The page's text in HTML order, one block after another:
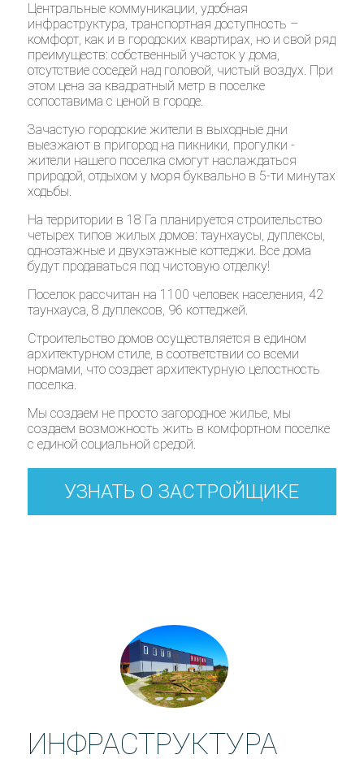
Центральные коммуникации, удобная
инфраструктура, транспортная доступность –
комфорт, как и в городских квартирах, но и свой ряд
преимуществ: собственный участок у дома,
отсутствие соседей над головой, чистый воздух. При
этом цена за квадратный метр в поселке
сопоставима с ценой в городе.
Зачастую городские жители в выходные дни
выезжают в пригород на пикники, прогулки -
жители нашего поселка смогут наслаждаться
природой, отдыхом у моря буквально в 5-ти минутах
ходьбы.
На территории в 18 Га планируется строительство
четырех типов жилых домов: таунхаусы, дуплексы,
одноэтажные и двухэтажные коттеджи. Все дома
будут продаваться под чистовую отделку!
Поселок рассчитан на 1100 человек населения, 42
таунхауса, 8 дуплексов, 96 коттеджей.
Строительство домов осуществляется в едином
архитектурном стиле, в соответствии со всеми
нормами, что создает архитектурную целостность
поселка.
Мы создаем не просто загородное жилье, мы
создаем возможность жить в комфортном поселке
с единой социальной средой.
УЗНАТЬ О ЗАСТРОЙЩИКЕ
ИНФРАСТРУКТУРА